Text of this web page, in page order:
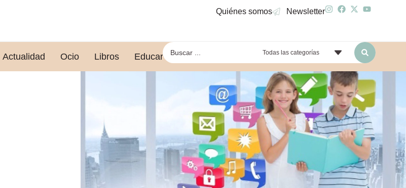
Quiénes somos Newsletter
Actualidad Ocio Libros Educar leyendo Todas las categorías